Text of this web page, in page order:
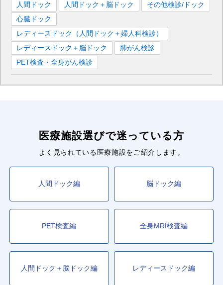
人間ドック
人間ドック＋脳ドック
その他検診/ドック
心臓ドック
レディースドック（人間ドック＋婦人科検診）
レディースドック＋脳ドック
肺がん検診
PET検査・全身がん検診
医療施設選びで迷っている方
よく見られている医療施設をご紹介します。
人間ドック編 脳ドック編
PET検査編 全身MRI検査編
人間ドック＋脳ドック編 レディースドック編